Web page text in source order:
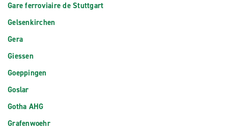
Gare ferroviaire de Stuttgart
Gelsenkirchen
Gera
Giessen
Goeppingen
Goslar
Gotha AHG
Grafenwoehr